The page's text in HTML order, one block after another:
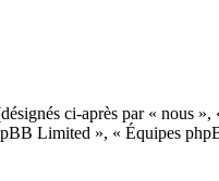
ci-après par «
Limited », « Équipes